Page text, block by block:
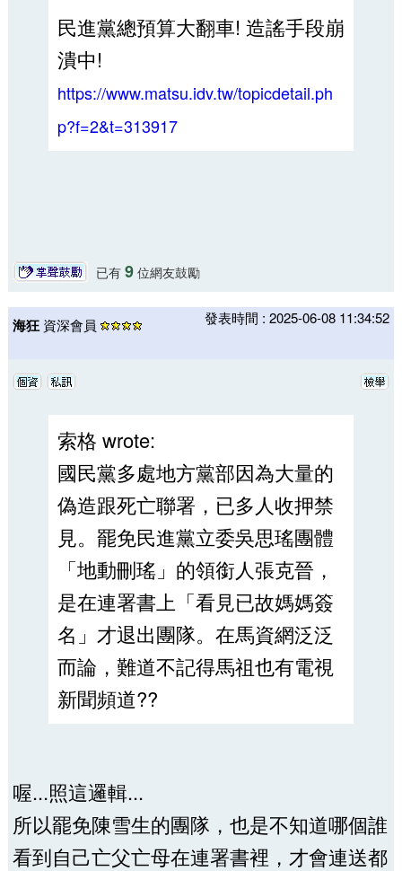
民進黨總預算大翻車! 造謠手段崩
潰中!
https://www.matsu.idv.tw/topicdetail.ph
p?f=2&t=313917
已有 9位網友鼓勵
海狂 資深會員 發表時間 : 2025-06-08 11:34:52
索格 wrote:
國民黨多處地方黨部因為大量的
偽造跟死亡聯署，已多人收押禁
見。罷免民進黨立委吳思瑤團體
「地動刪瑤」的領銜人張克晉，
是在連署書上「看見已故媽媽簽
名」才退出團隊。在馬資網泛泛
而論，難道不記得馬祖也有電視
新聞頻道??
喔...照這邏輯...
所以罷免陳雪生的團隊，也是不知道哪個誰
看到自己亡父亡母在連署書裡，才會連送都